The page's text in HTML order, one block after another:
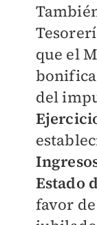
que el
del
Estado
favor